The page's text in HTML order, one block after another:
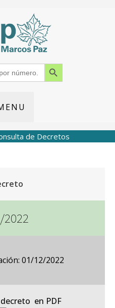
Search Button
de Decretos
2022
01/12/2022
en PDF